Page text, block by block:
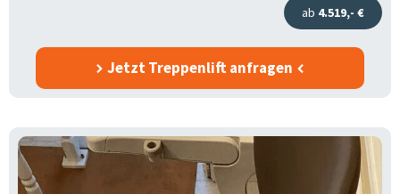
ab 4.519,- €
Jetzt Treppenlift anfragen